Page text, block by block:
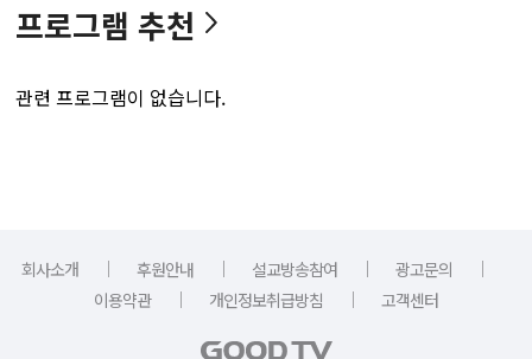
프로그램 추천
관련 프로그램이 없습니다.
회사소개 ｜ 후원안내 ｜ 설교방송참여 ｜ 광고문의
｜
이용약관
｜ 개인정보취급방침 ｜ 고객센터